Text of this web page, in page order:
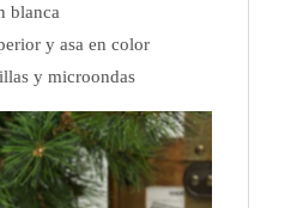
blanca
y asa en color
y microondas